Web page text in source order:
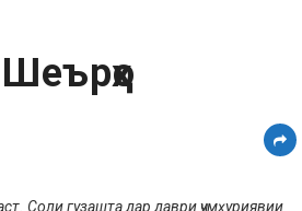
Соли гу­зашта дар даври ҷумҳуриявии